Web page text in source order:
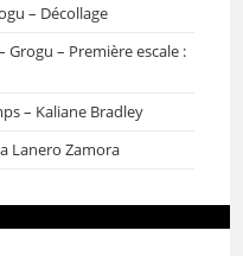
– Décollage
Grogu – Première escale :
– Kaliane Bradley
Lanero Zamora